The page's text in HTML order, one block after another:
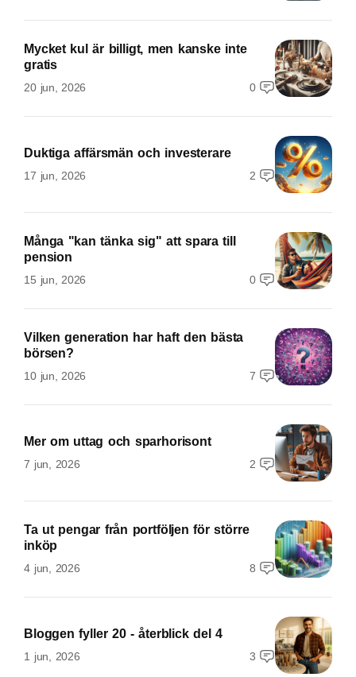
Mycket kul är billigt, men kanske inte
gratis
20 jun, 2026 0
Duktiga affärsmän och investerare
17 jun, 2026 2
Många "kan tänka sig" att spara till
pension
15 jun, 2026 0
Vilken generation har haft den bästa
börsen?
10 jun, 2026 7
Mer om uttag och sparhorisont
7 jun, 2026 2
Ta ut pengar från portföljen för större
inköp
4 jun, 2026 8
Bloggen fyller 20 - återblick del 4
1 jun, 2026 3